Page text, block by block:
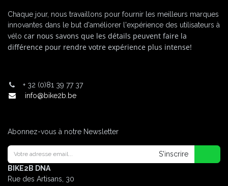
Chaque jour, nous travaillons pour fournir les meilleurs marques
innovantes dans le but d'améliorer l'expérience des utilisateurs à
vélo car nous savons que les détails peuvent faire la
différence pour rendre votre expérience plus intense!
+ 32 (0)81 39 77 37
info@bike2b.be
Abonnez-vous à notre Newsletter
S'inscrire
BIKE2B DNA
Rue des Artisans, 30